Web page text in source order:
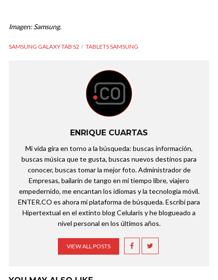
Imagen: Samsung.
SAMSUNG GALAXY TAB S2 TABLETS SAMSUNG
ENRIQUE CUARTAS
Mi vida gira en torno a la búsqueda: buscas información,
buscas música que te gusta, buscas nuevos destinos para
conocer, buscas tomar la mejor foto. Administrador de
Empresas, bailarín de tango en mi tiempo libre, viajero
empedernido, me encantan los idiomas y la tecnología móvil.
ENTER.CO es ahora mi plataforma de búsqueda. Escribí para
Hipertextual en el extinto blog Celularis y he blogueado a
nivel personal en los últimos años.
VIEW ALL POSTS